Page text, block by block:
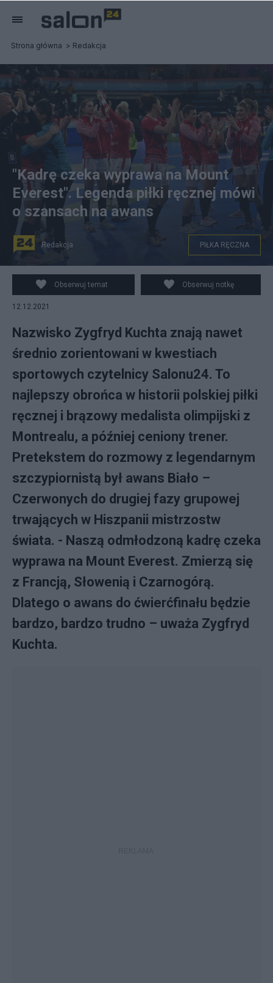
Strona główna Redakcja
PAP/Marcin Bielecki
"Kadrę czeka wyprawa na Mount
Everest". Legenda piłki ręcznej mówi
o szansach na awans
Redakcja PIŁKA RĘCZNA
Obserwuj temat Obserwuj notkę
12.12.2021
Nazwisko Zygfryd Kuchta znają nawet
średnio zorientowani w kwestiach
sportowych czytelnicy Salonu24. To
najlepszy obrońca w historii polskiej piłki
ręcznej i brązowy medalista olimpijski z
Montrealu, a później ceniony trener.
Pretekstem do rozmowy z legendarnym
szczypiornistą był awans Biało –
Czerwonych do drugiej fazy grupowej
trwających w Hiszpanii mistrzostw
świata. - Naszą odmłodzoną kadrę czeka
wyprawa na Mount Everest. Zmierzą się
z Francją, Słowenią i Czarnogórą.
Dlatego o awans do ćwierćfinału będzie
bardzo, bardzo trudno – uważa Zygfryd
Kuchta.